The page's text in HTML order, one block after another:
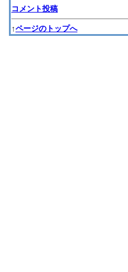
コメント投稿
↑ページのトップへ